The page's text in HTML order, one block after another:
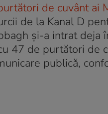
de cuvânt ai
de la Kanal D
și-a intrat deja
47 de purtători de
publică,